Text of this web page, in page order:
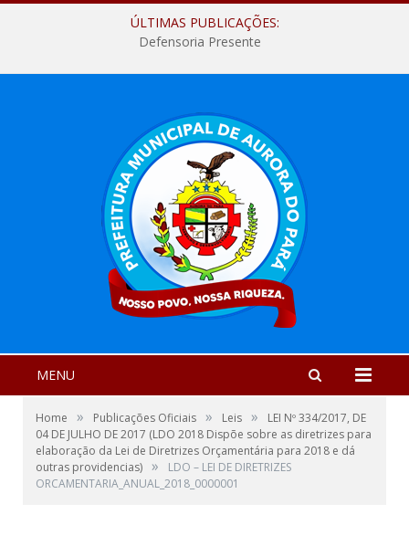
ÚLTIMAS PUBLICAÇÕES:
Defensoria Presente
MENU
Home » Publicações Oficiais » Leis »
LEI Nº 334/2017, DE
04 DE JULHO DE 2017 (LDO 2018 Dispõe sobre as diretrizes para
elaboração da Lei de Diretrizes Orçamentária para 2018 e dá
outras providencias) »
LDO – LEI DE DIRETRIZES
ORCAMENTARIA_ANUAL_2018_0000001